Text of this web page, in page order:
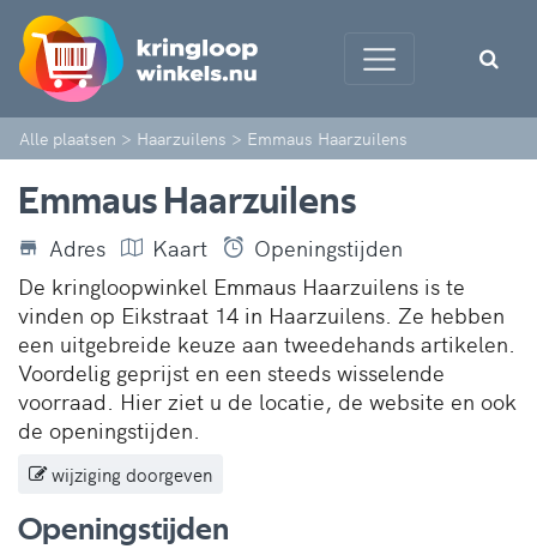
Alle plaatsen > Haarzuilens > Emmaus Haarzuilens
Emmaus Haarzuilens
Adres Kaart
Openingstijden
De kringloopwinkel Emmaus Haarzuilens is te
vinden op Eikstraat 14 in Haarzuilens. Ze hebben
een uitgebreide keuze aan tweedehands artikelen.
Voordelig geprijst en een steeds wisselende
voorraad. Hier ziet u de locatie, de website en ook
de openingstijden.
wijziging doorgeven
Openingstijden